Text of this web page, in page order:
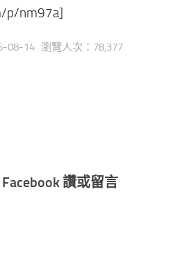
p/nm97a]
08-14 · 瀏覽人次：78,377
讚或留言